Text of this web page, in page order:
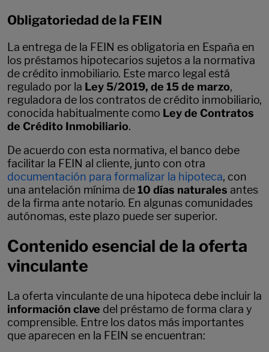
Obligatoriedad de la FEIN
La entrega de la FEIN es obligatoria en España en
los préstamos hipotecarios sujetos a la normativa
de crédito inmobiliario. Este marco legal está
regulado por la Ley 5/2019, de 15 de marzo,
reguladora de los contratos de crédito inmobiliario,
conocida habitualmente como Ley de Contratos
de Crédito Inmobiliario.
De acuerdo con esta normativa, el banco debe
facilitar la FEIN al cliente, junto con otra
documentación para formalizar la hipoteca, con
una antelación mínima de10 días naturales antes
de la firma ante notario. En algunas comunidades
autónomas, este plazo puede ser superior.
Contenido esencial de la oferta
vinculante
La oferta vinculante de una hipoteca debe incluir la
información clave del préstamo de forma clara y
comprensible. Entre los datos más importantes
que aparecen en la FEIN se encuentran: